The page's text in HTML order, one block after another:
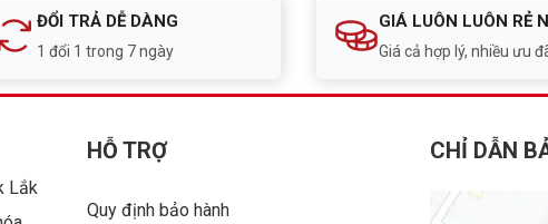
ĐỔI TRẢ DỄ DÀNG
1 đổi 1 trong 7 ngày
GIÁ LUÔN LUÔN RẺ
Giá cả hợp lý, nhiều ưu
Lắk
HỖ TRỢ
Quy định bảo hành
CHỈ DẪN